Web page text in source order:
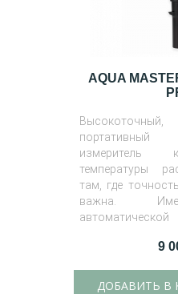
AQUA
портативный
измеритель
температуры
там, где
важна.
9
ДОБАВИТЬ В